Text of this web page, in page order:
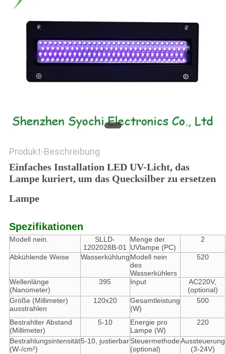
PRIVACY
POLICY
Produkt-Beschreibung
Einfaches Installation LED UV-Licht, das
Lampe kuriert, um das Quecksilber zu ersetzen
Lampe
Spezifikationen
Modell nein.
SLLD-
1202028B-01
Menge der
UVlampe (PC)
2
Abkühlende Weise WasserkühlungModell nein
des
Wasserkühlers
520
Wellenlänge
(Nanometer)
395 Input
AC220V,
(optional)
Größe (Millimeter)
ausstrahlen
120x20
Gesamtleistung
(W)
500
Bestrahlter Abstand
(Millimeter)
5-10
Energie pro
Lampe (W)
220
Bestrahlungsintensität
(W-/cm²)
5-10, justierbarSteuermethode
(optional)
Aussteuerung
(3-24V)